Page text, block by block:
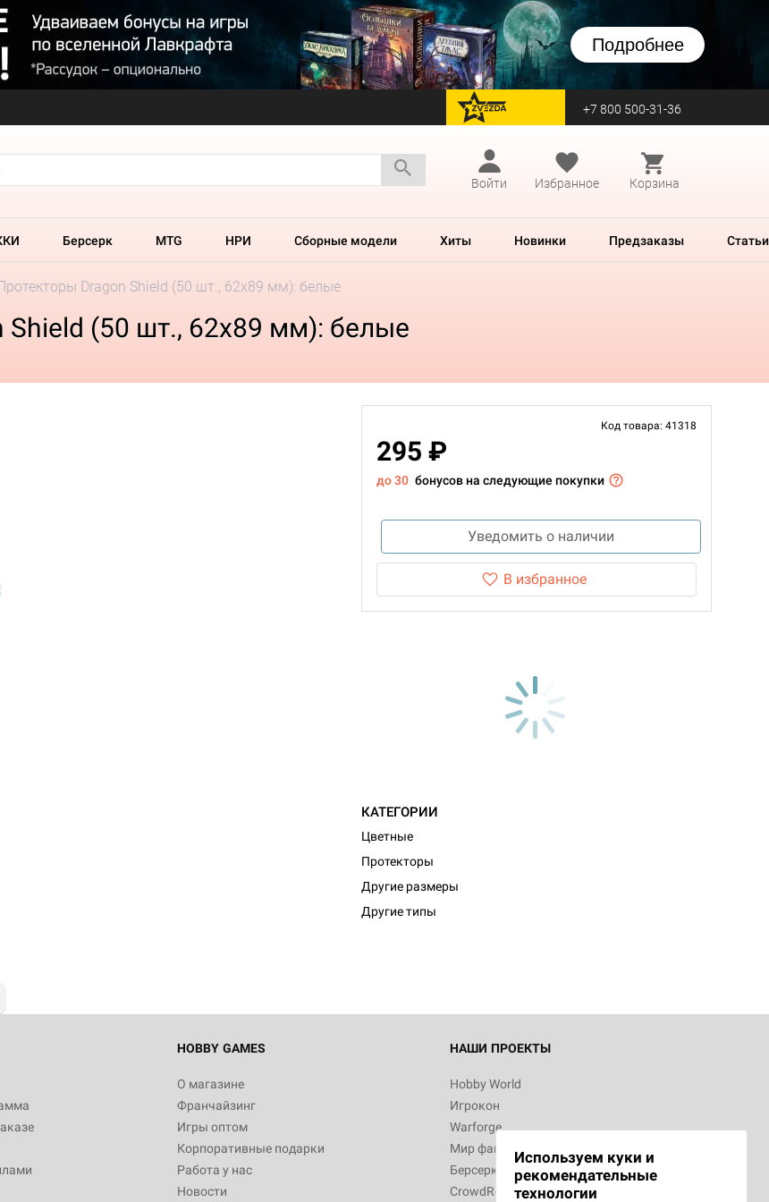
Подробнее
перейти на Zvezda +7 800 500-31-36
Войти
Избранное Корзина
Берсерк MTG НРИ Сборные модели Хиты Новинки Предзаказы Статьи
Dragon Shield (50 шт., 62x89 мм): белые
(50 шт., 62x89 мм): белые
Код товара: 41318
295 ₽
до 30 бонусов на следующие покупки
Уведомить о наличии
В избранное
КАТЕГОРИИ
Цветные
Протекторы
Другие размеры
Другие типы
HOBBY GAMES
О магазине
Франчайзинг
Игры оптом
Корпоративные подарки
Работа у нас
Новости
НАШИ ПРОЕКТЫ
Hobby World
Игрокон
Warforge
Мир фантастики
Берсерк
CrowdRepublic
Используем куки и
рекомендательные
технологии
Настольная игра Hobby World Журнал
"Мир фантастики. Спецвыпуск: Братья
империи: Боевая тревога
799
Настольная игра Hobby World Сумерки
империи. Четвёртая редакция: Грозовой
Рубеж
12 990